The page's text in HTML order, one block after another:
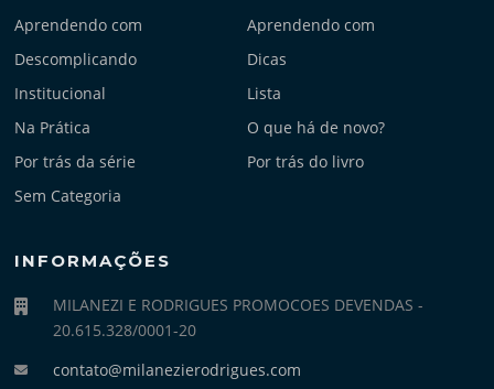
Aprendendo com
Aprendendo com
Descomplicando
Dicas
Institucional
Lista
Na Prática
O que há de novo?
Por trás da série
Por trás do livro
Sem Categoria
INFORMAÇÕES
MILANEZI E RODRIGUES PROMOCOES DEVENDAS -
20.615.328/0001-20
contato@milanezierodrigues.com